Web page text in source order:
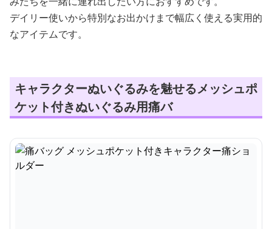
デイリー使いから特別なお出かけまで幅広く使える実用的
なアイテムです。
キャラクターぬいぐるみを魅せるメッシュポ
ケット付きぬいぐるみ用痛バ